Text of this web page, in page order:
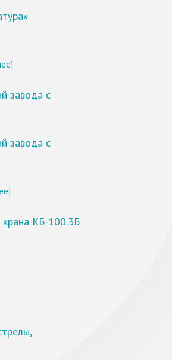
завода с
завода с
крана КБ-100.3Б